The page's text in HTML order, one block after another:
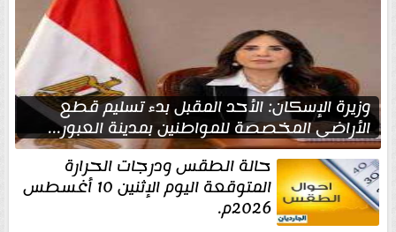
وزيرة الإسكان: الأحد المقبل بدء تسليم قطع
الأراضي المخصصة للمواطنين بمدينة العبور...
حالة الطقس ودرجات الحرارة
المتوقعة اليوم الإثنين 10 أغسطس
2026م.